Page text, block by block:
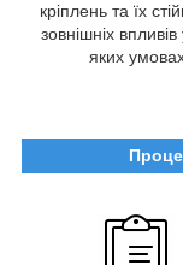
кріплень та їх
зовнішніх
яких